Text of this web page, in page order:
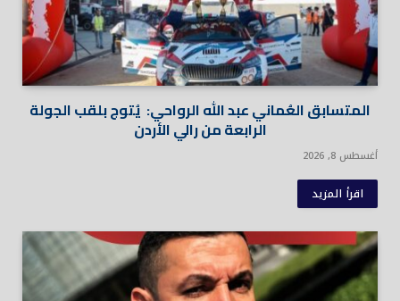
المتسابق العُماني عبد الله الرواحي: يُتوج بلقب الجولة
الرابعة من رالي الأردن
أغسطس 8, 2026
اقرأ المزيد